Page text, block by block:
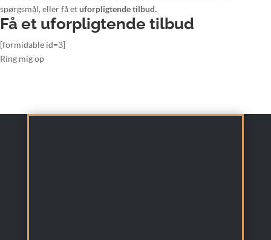
spørgsmål, eller få etuforpligtende tilbud.
Få et uforpligtende tilbud
[formidable id=3]
Ring mig op